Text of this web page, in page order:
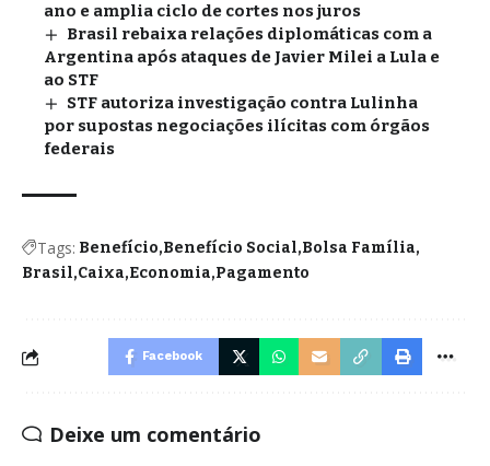
ano e amplia ciclo de cortes nos juros
Brasil rebaixa relações diplomáticas com a
Argentina após ataques de Javier Milei a Lula e
ao STF
STF autoriza investigação contra Lulinha
por supostas negociações ilícitas com órgãos
federais
Tags: Benefício Benefício Social Bolsa Família
Brasil Caixa Economia Pagamento
Facebook
Deixe um comentário